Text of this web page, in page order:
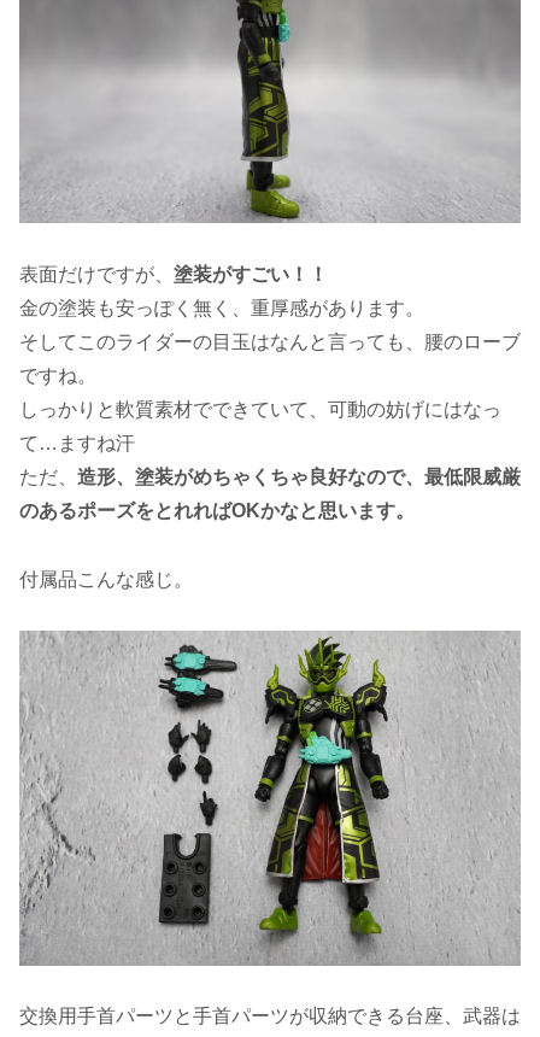
表面だけですが、 塗装がすごい！！
金の塗装も安っぽく無く、重厚感があります。
そしてこのライダーの目玉はなんと言っても、腰のローブ
ですね。
しっかりと軟質素材でできていて、可動の妨げにはなっ
て…ますね汗
ただ、 造形、塗装がめちゃくちゃ良好なので、最低限威厳
のあるポーズをとれればOKかなと思います。
付属品こんな感じ。
交換用手首パーツと手首パーツが収納できる台座、武器は